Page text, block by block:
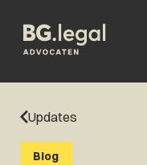
Updates
Blog